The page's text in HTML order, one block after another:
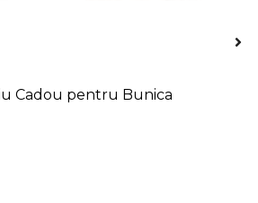
Cadou pentru Bunica